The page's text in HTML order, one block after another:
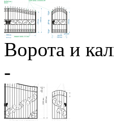
Ворота и
-